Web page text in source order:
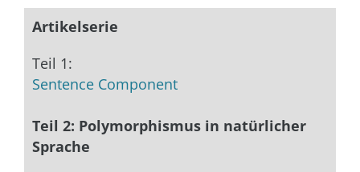
Artikelserie
Teil 1:
Sentence Component
Teil 2: Polymorphismus in natürlicher
Sprache